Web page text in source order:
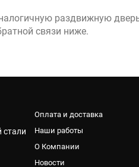
раздвижную
связи ниже.
Оплата и доставка
Наши работы
О Компании
Новости